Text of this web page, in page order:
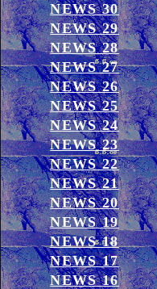
NEWS 30
NEWS 29
NEWS 28
NEWS 27
NEWS 26
NEWS 25
NEWS 24
NEWS 23
NEWS 22
NEWS 21
NEWS 20
NEWS 19
NEWS 18
NEWS 17
NEWS 16